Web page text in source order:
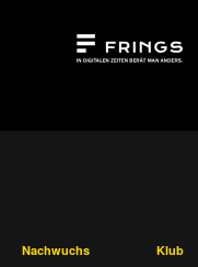
Nachwuchs Klub